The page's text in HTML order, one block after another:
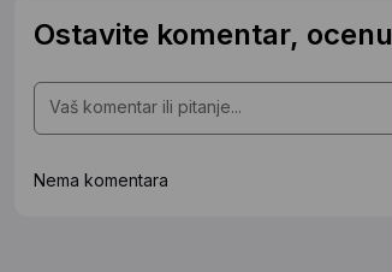
Ostavite komentar,
Nema komentara